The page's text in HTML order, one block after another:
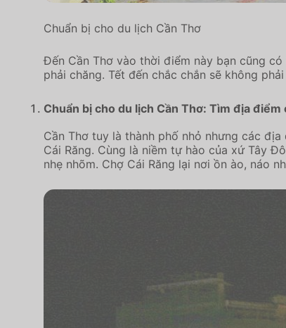
Chuẩn bị cho du lịch Cần Thơ
Đến Cần Thơ vào thời điểm này bạn cũng
phải chăng. Tết đến chắc chắn sẽ không
Chuẩn bị cho du lịch Cần Thơ: Tìm địa điểm
Cần Thơ tuy là thành phố nhỏ nhưng các
Cái Răng. Cùng là niềm tự hào của xứ Tây
nhẹ nhõm. Chợ Cái Răng lại nơi ồn ào, náo